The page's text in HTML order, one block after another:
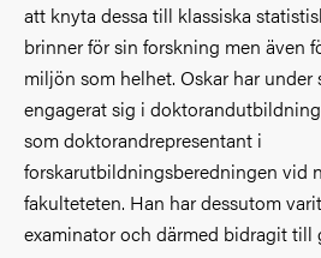
att knyta dessa till klassiska
brinner för sin forskning men även
miljön som helhet. Oskar har
engagerat sig i
som doktorandrepresentant i
forskarutbildningsberedningen vid
fakulteteten. Han har dessutom
examinator och därmed bidragit